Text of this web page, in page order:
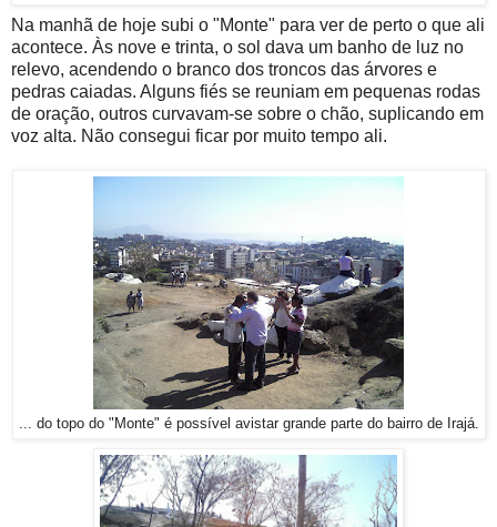
Na manhã de hoje subi o "Monte" para ver de perto o que ali
acontece. Às nove e trinta, o sol dava um banho de luz no
relevo, acendendo o branco dos troncos das árvores e
pedras caiadas. Alguns fiés se reuniam em pequenas rodas
de oração, outros curvavam-se sobre o chão, suplicando em
voz alta. Não consegui ficar por muito tempo ali.
... do topo do "Monte" é possível avistar grande parte do bairro de Irajá.